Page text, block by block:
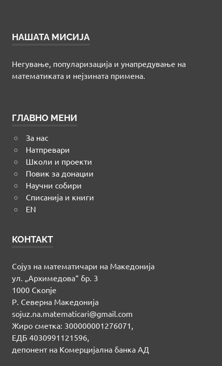
НАШАТА МИСИЈА
Негување, популаризација и унапредување на
математиката и нејзината примена.
ГЛАВНО МЕНИ
За нас
Натпревари
Школи и проекти
Повик за донации
Научни собири
Списанија и книги
EN
КОНТАКТ
Сојуз на математичари на Македонија
ул. „Архимедова“ бр. 3
1000 Скопје
Р. Северна Македонија
sojuz.na.matematicari@gmail.com
Жиро сметка: 300000001276071,
ЕДБ 4030991121596,
депонент на Комерцијална банка АД